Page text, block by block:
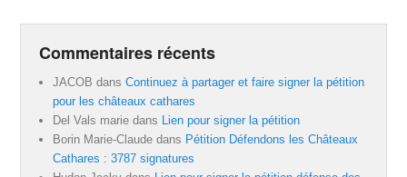
Commentaires récents
JACOB dansContinuez à partager et faire signer la pétition
pour les châteaux cathares
Del Vals marie dans Lien pour signer la pétition
Borin Marie-Claude dans Pétition Défendons les Châteaux
Cathares : 3787 signatures